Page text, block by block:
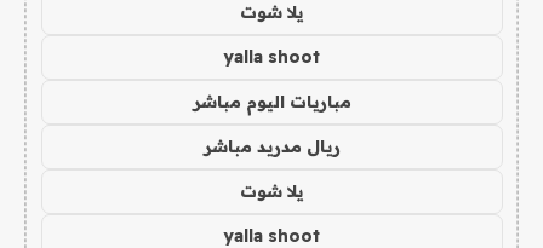
يلا شوت
yalla shoot
مباريات اليوم مباشر
ريال مدريد مباشر
يلا شوت
yalla shoot